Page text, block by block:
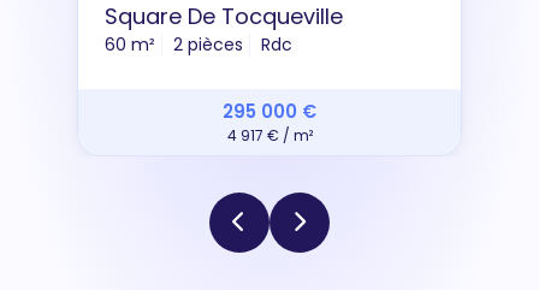
Square De Tocqueville
60 m² 2 pièces Rdc
295 000 €
4 917 € / m²